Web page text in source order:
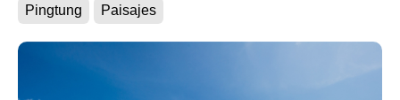
Pingtung Paisajes